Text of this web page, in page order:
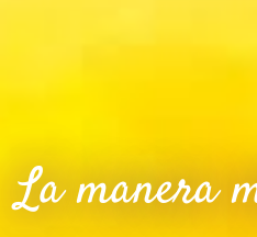
La manera